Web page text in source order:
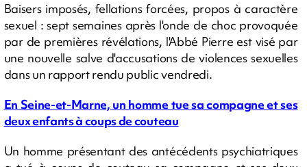
Baisers imposés, fellations forcées, propos à caractère
sexuel : sept semaines après l'onde de choc provoquée
par de premières révélations, l'Abbé Pierre est visé par
une nouvelle salve d'accusations de violences sexuelles
dans un rapport rendu public vendredi.
En Seine-et-Marne, un homme tue sa compagne et ses
deux enfants à coups de couteau
Un homme présentant des antécédents psychiatriques